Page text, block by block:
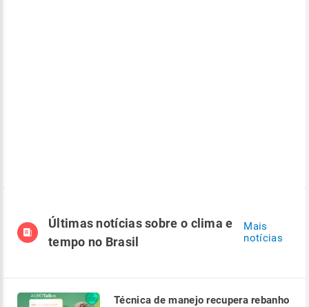
Últimas notícias sobre o clima e
tempo no Brasil
Mais
notícias
Técnica de manejo recupera rebanho